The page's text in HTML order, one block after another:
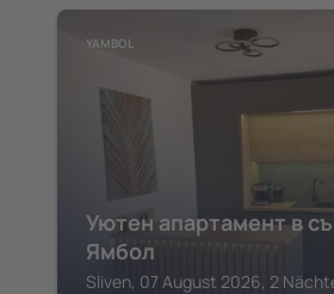
YAMBOL
Уютен апартамент в
Ямбол
Sliven, 07 August 2026, 2